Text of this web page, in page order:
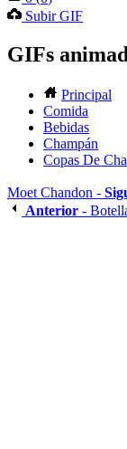
Subir GIF
GIFs
Principal
Comida
Bebidas
Champán
Copas De
Moet Chandon -
Anterior -